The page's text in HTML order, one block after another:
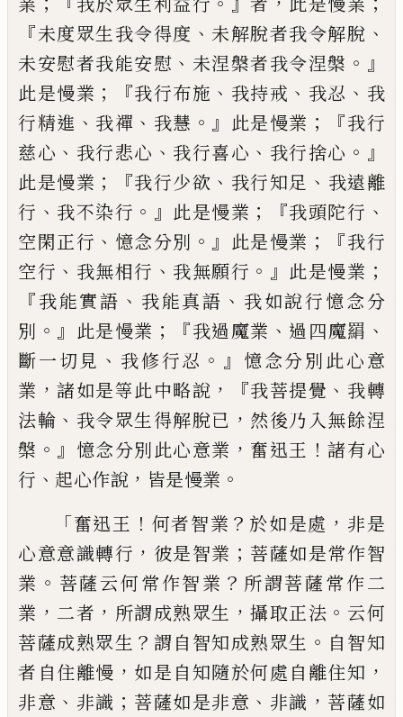
『未度眾生我令得度 、 未解脫者我令解脫 、
未安慰者我能安慰 、 未涅槃者我令涅槃 。』
此是慢業 ；『我行布施 、 我持戒 、 我忍 、 我
行精進 、 我禪 、 我慧 。』 此是慢業 ；『我行
慈心 、 我行悲心 、 我行喜心 、 我行捨心 。』
此是慢業 ；『我行少欲 、 我行知足 、 我遠離
行 、 我不染行 。』 此是慢業 ；『我頭陀行 、
空閑正行 、 憶念分別 。』 此是慢業 ；『我行
空行 、 我無相行 、 我無願行 。』 此是慢業 ；
『我能實語 、 我能真語 、 我如說行憶念分
別 。』 此是慢業 ；『我過魔業 、 過四魔羂 、
斷一切見 、 我修行忍 。』 憶念分別此心意
業 ，諸如是等此中略說 ，『我菩提覺 、 我轉
法輪 、 我令眾生得解脫已 ， 然後乃入無餘涅
槃 。』 憶念分別此心意業 ， 奮迅王 ！諸有心
行 、 起心作說 ， 皆是慢業 。
「奮迅王 ！ 何者智業 ？ 於如是處 ， 非是
心意意識轉行 ， 彼是智業 ； 菩薩如是常作智
業 。 菩薩云何常作智業 ？ 所謂菩薩常作二
業 ， 二者 ， 所謂成熟眾生 ，攝取正法 。 云何
菩薩成熟眾生 ？ 謂自智知成熟眾生 。 自智知
者自住離慢 ， 如是自知隨於何處自離住知 ，
非意 、 非識 ； 菩薩如是非意 、 非識 ， 菩薩如